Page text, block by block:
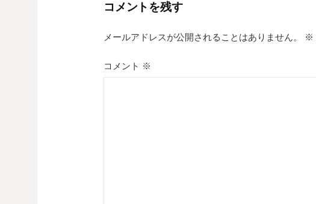
コメントを残す
メールアドレスが公開されることはありません。 ※
コメント ※